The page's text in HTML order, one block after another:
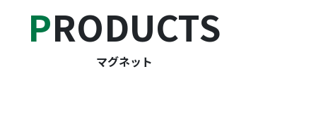
PRODUCTS
マグネット